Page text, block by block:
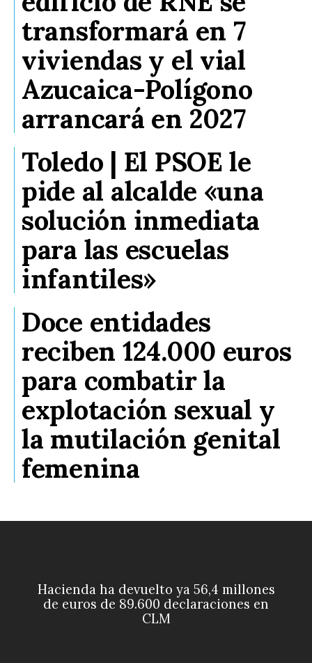
transformará en 7
viviendas y el vial
Azucaica-Polígono
arrancará en 2027
Toledo | El PSOE le
pide al alcalde «una
solución inmediata
para las escuelas
infantiles»
Doce entidades
reciben 124.000 euros
para combatir la
explotación sexual y
la mutilación genital
femenina
Hacienda ha devuelto ya 56,4 millones
de euros de 89.600 declaraciones en
CLM